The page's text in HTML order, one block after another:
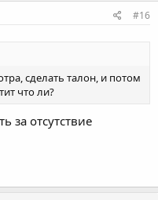
#16
сделать талон, и потом
что ли?
за отсутствие